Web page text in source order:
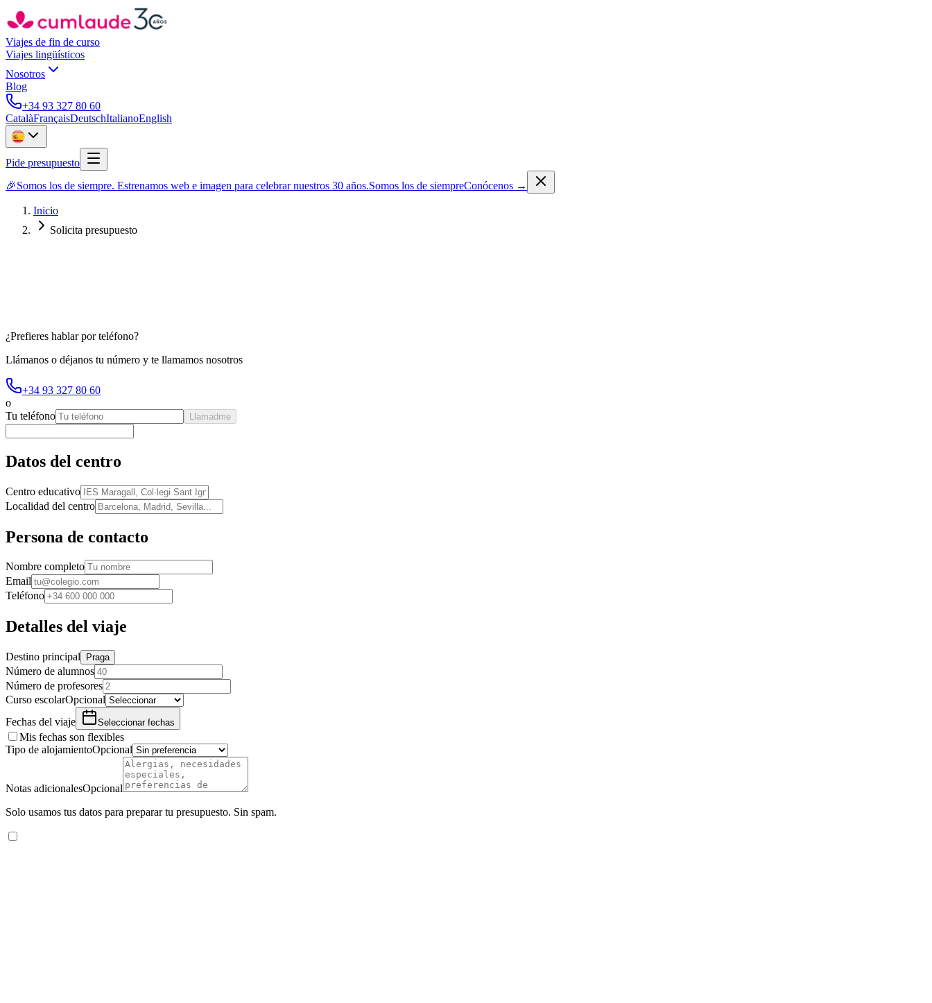
Viajes de fin de curso
Viajes lingüísticos
Nosotros
Blog
+34 93 327 80 60
CatalàFrançaisDeutschItalianoEnglish
Pide presupuesto
🎉Somos los de siempre. Estrenamos web e imagen para celebrar nuestros 30 años.Somos los de siempreConócenos →
Inicio
Solicita presupuesto
¿Prefieres hablar por teléfono?
Llámanos o déjanos tu número y te llamamos nosotros
+34 93 327 80 60
o
Tu teléfono
Llamadme
Datos del centro
Centro educativo
Localidad del centro
Persona de contacto
Nombre completo
Email
Teléfono
Detalles del viaje
Destino principal Praga
Número de alumnos
Número de profesores
Curso escolarOpcional
Fechas del viaje
Seleccionar fechas
Mis fechas son flexibles
Tipo de alojamientoOpcional
Notas adicionalesOpcional
Solo usamos tus datos para preparar tu presupuesto. Sin spam.